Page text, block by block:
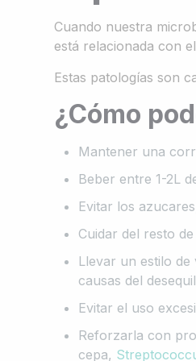
Cuando nuestra
está relacionada con
Estas patologías son
¿Cómo
Mantener una
Beber entre 1-2L
Evitar los
Cuidar del resto
Llevar un estilo
causas del
Evitar el uso
Reforzarla con
cepa,